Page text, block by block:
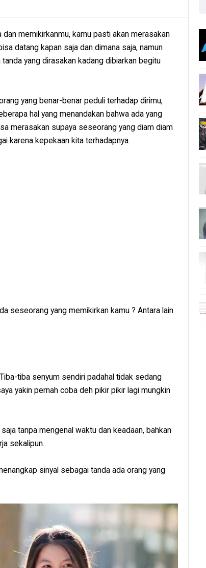
dan memikirkanmu, kamu pasti akan merasakan
datang kapan saja dan dimana saja, namun
yang dirasakan kadang dibiarkan begitu
yang benar-benar peduli terhadap dirimu,
hal yang menandakan bahwa ada yang
merasakan supaya seseorang yang diam diam
karena kepekaan kita terhadapnya.
seseorang yang memikirkan kamu ? Antara lain
tiba senyum sendiri padahal tidak sedang
yakin pernah coba deh pikir pikir lagi mungkin
tanpa mengenal waktu dan keadaan, bahkan
sekalipun.
sinyal sebagai tanda ada orang yang